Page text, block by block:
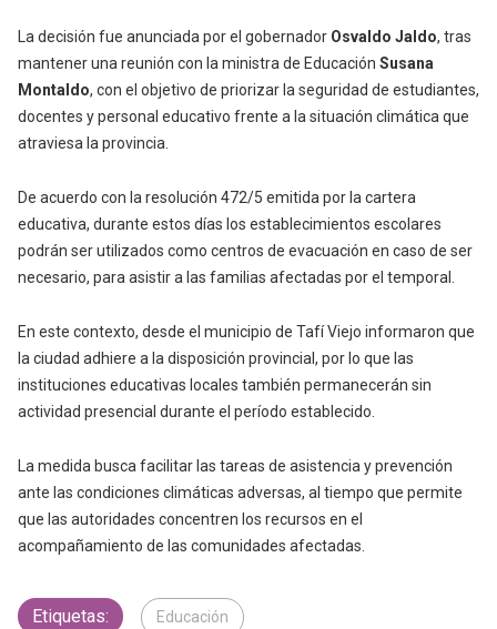
La decisión fue anunciada por el gobernador Osvaldo Jaldo, tras
mantener una reunión con la ministra de Educación Susana
Montaldo, con el objetivo de priorizar la seguridad de estudiantes,
docentes y personal educativo frente a la situación climática que
atraviesa la provincia.
De acuerdo con la resolución 472/5 emitida por la cartera
educativa, durante estos días los establecimientos escolares
podrán ser utilizados como centros de evacuación en caso de ser
necesario, para asistir a las familias afectadas por el temporal.
En este contexto, desde el municipio de Tafí Viejo informaron que
la ciudad adhiere a la disposición provincial, por lo que las
instituciones educativas locales también permanecerán sin
actividad presencial durante el período establecido.
La medida busca facilitar las tareas de asistencia y prevención
ante las condiciones climáticas adversas, al tiempo que permite
que las autoridades concentren los recursos en el
acompañamiento de las comunidades afectadas.
Etiquetas: Educación